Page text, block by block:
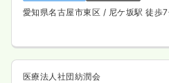
日曜休み
4週8休以上 月給28
愛知県名古屋市東区 / 尼ケ坂駅 徒歩
医療法人社団紡潤会